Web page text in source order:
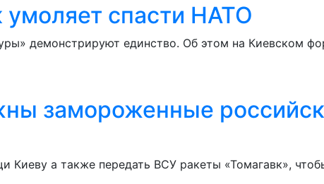
спасти НАТО
демонстрируют единство. Об этом на Киевском
замороженные
а также передать ВСУ ракеты «Томагавк»,